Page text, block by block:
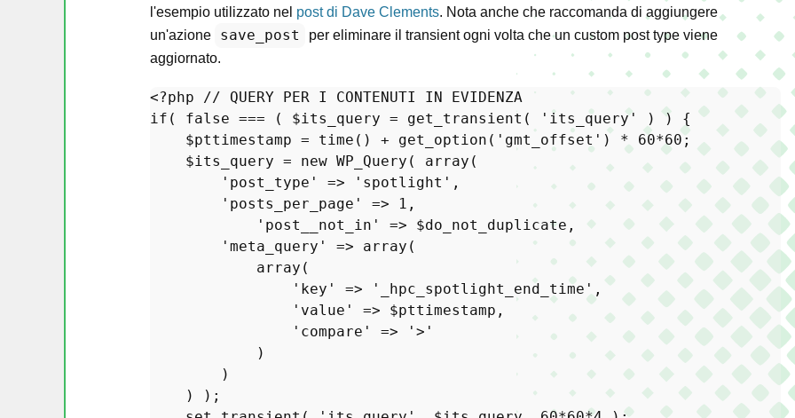
l'esempio utilizzato nel post di Dave Clements. Nota anche che raccomanda di aggiungere
un'azione
save_post
per eliminare il transient ogni volta che un custom post type viene
aggiornato.
<?php
// QUERY PER I CONTENUTI IN EVIDENZA
if ( false === ( $its_query = get_transient ( 'its_query'
) ) {
$pttimestamp = time () + get_option ( 'gmt_offset' ) * 60*60;
$its_query = new WP_Query ( array (
'post_type'
=> 'spotlight' ,
'posts_per_page'
=> 1 ,
'post__not_in'
=> $do_not_duplicate ,
'meta_query'
=> array (
array (
'key'
=> '_hpc_spotlight_end_time' ,
'value'
=> $pttimestamp ,
'compare'
=>
'>'
            )
        )
    ) );